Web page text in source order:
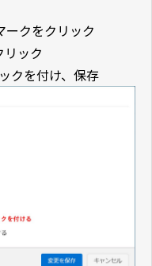
ークをクリック
ック
クを付け、保存